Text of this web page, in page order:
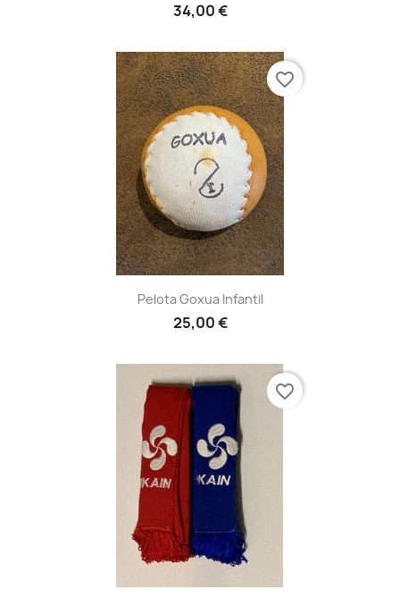
34,00 €
Pelota Goxua Infantil
25,00 €
favorite_border
favorite_border